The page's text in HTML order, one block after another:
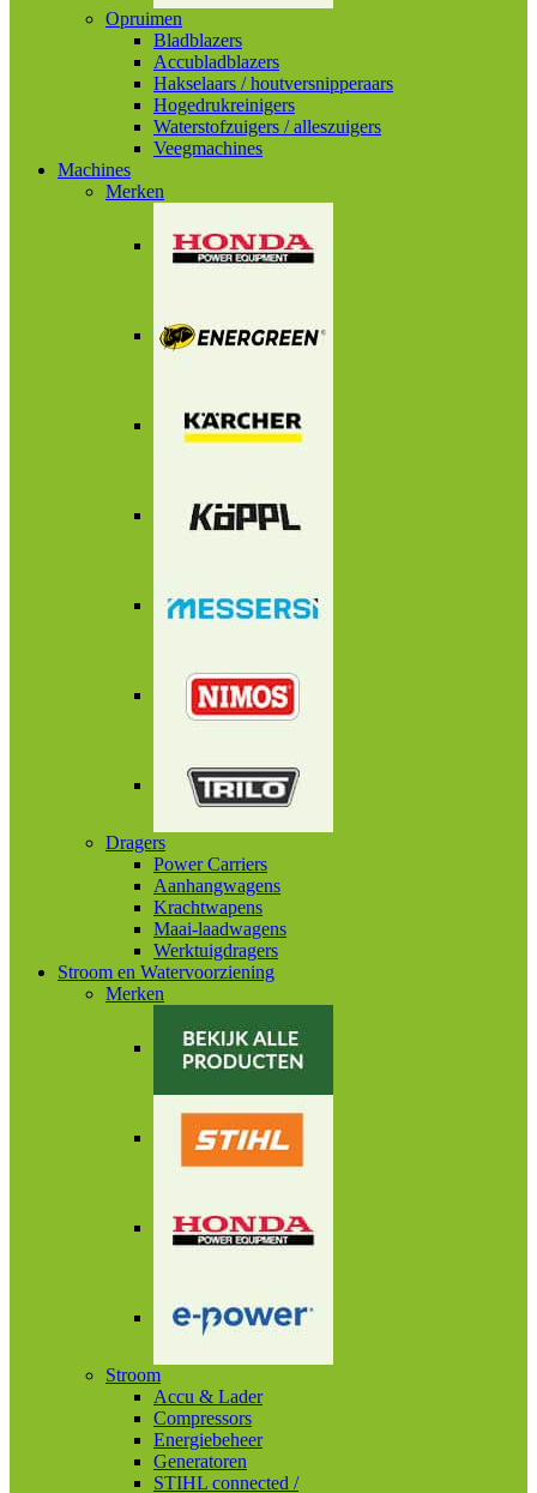
Opruimen
Bladblazers
Accubladblazers
Hakselaars / houtversnipperaars
Hogedrukreinigers
Waterstofzuigers / alleszuigers
Veegmachines
Machines
Merken
Dragers
Power Carriers
Aanhangwagens
Krachtwapens
Maai-laadwagens
Werktuigdragers
Stroom en Watervoorziening
Merken
Stroom
Accu & Lader
Compressors
Energiebeheer
Generatoren
STIHL connected /